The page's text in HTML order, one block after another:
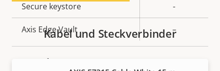
Secure keystore -
Axis Edge Vault –
General
Kabel und Steckverbinder